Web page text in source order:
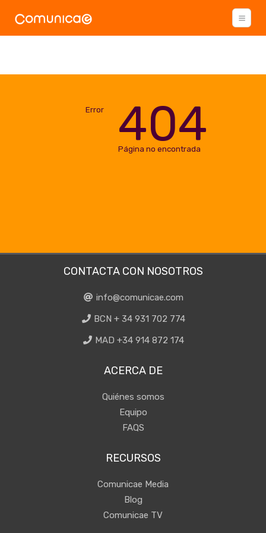
Error 404
Página no encontrada
CONTACTA CON NOSOTROS
info@comunicae.com
BCN + 34 931 702 774
MAD +34 914 872 174
ACERCA DE
Quiénes somos
Equipo
FAQS
RECURSOS
Comunicae Media
Blog
Comunicae TV